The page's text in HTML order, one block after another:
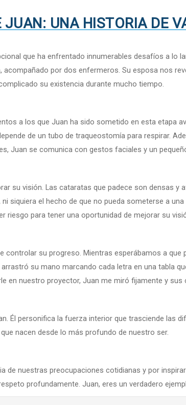
JUAN: UNA HISTORIA DE
que ha enfrentado innumerables desafíos a lo
por dos enfermeros. Su esposa nos
su existencia durante mucho tiempo.
a los que Juan ha sido sometido en esta etapa
de un tubo de traqueostomía para respirar.
Juan se comunica con gestos faciales y un
su visión. Las cataratas que padece son densas y
siquiera el hecho de que no pueda someterse a
riesgo para tener una oportunidad de mejorar su
su progreso. Mientras esperábamos a que
su mano marcando cada letra en una tabla
en nuestro proyector, Juan me miró fijamente y sus
Él personifica la fuerza interior que trasciende las
nacen desde lo más profundo de nuestro ser.
nuestras preocupaciones cotidianas y por
profundamente. Juan, eres un verdadero